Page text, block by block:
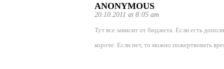
ANONYMOUS
20.10.2011 at 8:05 am
Тут все зависит от бюджета. Если есть
короче. Если нет, то можно пожертвовать